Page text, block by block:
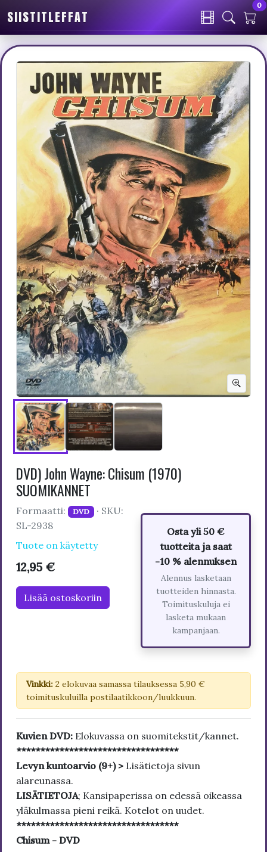
SIISTITLEFFAT
0
DVD) John Wayne: Chisum (1970)
SUOMIKANNET
Formaatti: DVD · SKU:
SL-2938
Tuote on käytetty
12,95 €
Lisää ostoskoriin
Osta yli 50 €
tuotteita ja saat
-10 % alennuksen
Alennus lasketaan
tuotteiden hinnasta.
Toimituskuluja ei
lasketa mukaan
kampanjaan.
Vinkki: 2 elokuvaa samassa tilauksessa 5,90 €
toimituskuluilla postilaatikkoon/luukkuun.
Kuvien DVD: Elokuvassa on suomitekstit/kannet.
**********************************
Levyn kuntoarvio (9+) > Lisätietoja sivun
alareunassa.
LISÄTIETOJA; Kansipaperissa on edessä oikeassa
yläkulmassa pieni reikä. Kotelot on uudet.
**********************************
Chisum - DVD